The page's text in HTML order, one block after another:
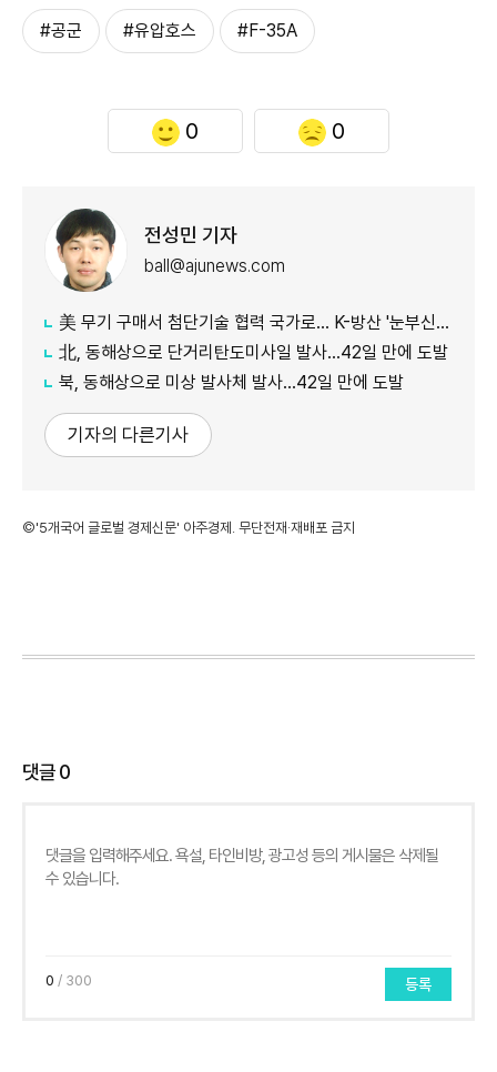
#공군 #유압호스 #F-35A
0 0
전성민 기자
ball@ajunews.com
美 무기 구매서 첨단기술 협력 국가로… K-방산 '눈부신 발전'
北, 동해상으로 단거리탄도미사일 발사…42일 만에 도발
북, 동해상으로 미상 발사체 발사…42일 만에 도발
기자의 다른기사
©'5개국어 글로벌 경제신문' 아주경제. 무단전재·재배포 금지
댓글0
0 / 300 등록